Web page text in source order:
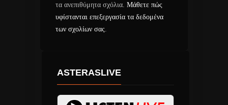
τα ανεπιθύμητα σχόλια. Μάθετε πώς
υφίστανται επεξεργασία τα δεδομένα
των σχολίων σας
ASTERASLIVE